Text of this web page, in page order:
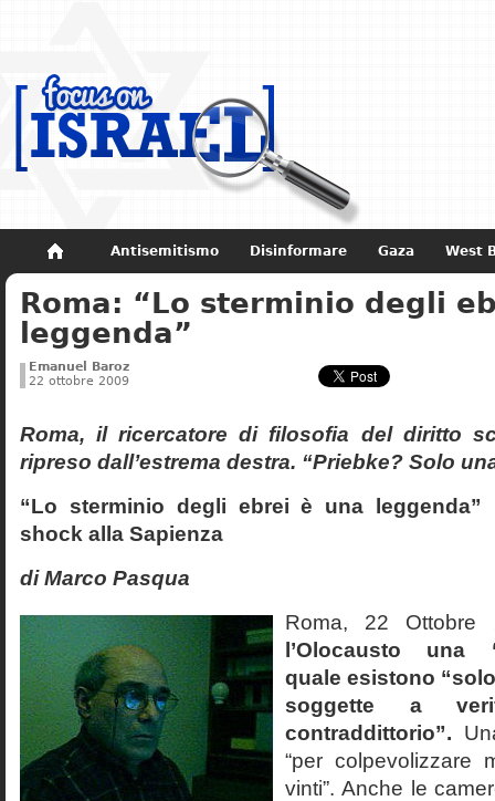
Antisemitismo Disinformare Gaza West
Non dimenticare Storia di Israele
Roma: “Lo sterminio degli
leggenda”
Emanuel Baroz
22 ottobre 2009
Roma, il ricercatore di filosofia del diritto
ripreso dall’estrema destra. “Priebke? Solo
“Lo sterminio degli ebrei è una leggenda”
shock alla Sapienza
di Marco Pasqua
Roma, 22
l’Olocausto una
quale esistono
soggette a
contraddittorio”.
“per colpevolizzare
vinti”. Anche le